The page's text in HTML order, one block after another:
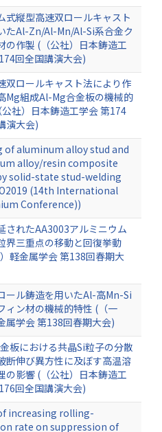
式縦型高速双ロールキャスト
たAl-Zn/Al-Mn/Al-Si系合金ク
の作製 (（公社）日本鋳造工
回全国講演大会)
双ロールキャスト法により作
Mg組成Al-Mg合金板の機械的
社）日本鋳造工学会 第174
演大会)
of aluminum alloy stud and
alloy/resin composite
solid-state stud-welding
(14th International
Conference))
されたAA3003アルミニウム
界三重点の移動と回復挙動
軽金属学会 第138回春期大
ール鋳造を用いたAl-高Mn-Si
ィン材の機械的特性 (（一
属学会 第138回春期大会)
板における共晶Si粒子の分散
断伸び異方性に及ぼす高温溶
の影響 (（公社）日本鋳造工
回全国講演大会)
increasing rolling-
rate on suppression of